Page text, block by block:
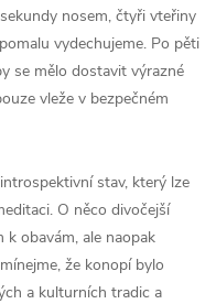
nosem, čtyři vteřiny
vydechujeme. Po pěti
se mělo dostavit výrazné
vleže v bezpečném
stav, který lze
O něco divočejší
obavám, ale naopak
že konopí bylo
a kulturních tradic a